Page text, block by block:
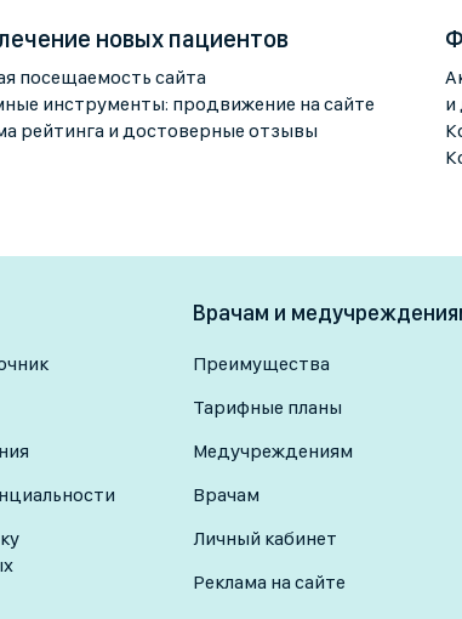
новых пациентов
посещаемость сайта
инструменты: продвижение на сайте
рейтинга и достоверные отзывы
и
Врачам и
Преимущества
Тарифные планы
Медучреждениям
Врачам
Личный кабинет
Реклама на сайте